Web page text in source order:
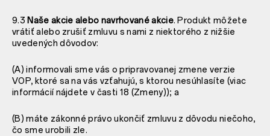
9.3 Naše akcie alebo navrhované akcie. Produkt môžete
vrátiť alebo zrušiť zmluvu s nami z niektorého z nižšie
uvedených dôvodov:
(A) informovali sme vás o pripravovanej zmene verzie
VOP, ktoré sa na vás vzťahujú, s ktorou nesúhlasíte (viac
informácií nájdete v časti 18 (Zmeny)); a
(B) máte zákonné právo ukončiť zmluvu z dôvodu niečoho,
čo sme urobili zle.